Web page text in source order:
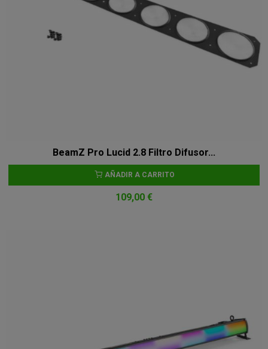
BeamZ Pro Lucid 2.8 Filtro Difusor...
AÑADIR A CARRITO
109,00 €